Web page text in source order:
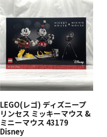
LEGO(レゴ) ディズニープ
リンセス ミッキーマウス &
ミニーマウス 43179
Disney